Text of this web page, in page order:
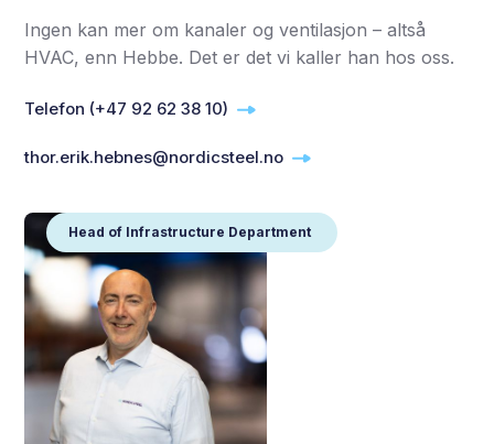
Ingen kan mer om kanaler og ventilasjon – altså
HVAC, enn Hebbe. Det er det vi kaller han hos oss.
Telefon (+47 92 62 38 10)
thor.erik.hebnes@nordicsteel.no
Head of Infrastructure Department